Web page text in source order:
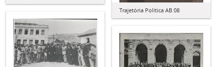
Trajetória Política AB 08